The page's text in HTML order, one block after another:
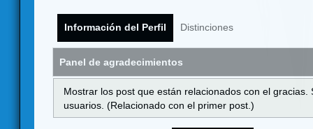
Información del Perfil Distinciones
Panel de agradecimientos
Mostrar los post que están relacionados con el
usuarios. (Relacionado con el primer post.)